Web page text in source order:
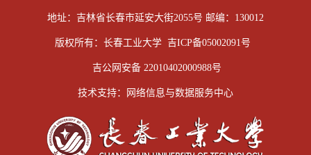
地址：吉林省长春市延安大街2055号 邮编：130012
版权所有：长春工业大学 吉ICP备05002091号
吉公网安备 22010402000988号
技术支持：网络信息与数据服务中心